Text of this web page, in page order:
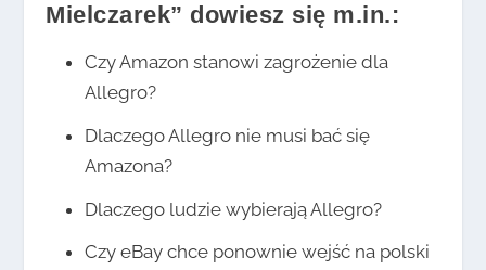
Mielczarek” dowiesz się m.in.:
Czy Amazon stanowi zagrożenie dla
Allegro?
Dlaczego Allegro nie musi bać się
Amazona?
Dlaczego ludzie wybierają Allegro?
Czy eBay chce ponownie wejść na polski